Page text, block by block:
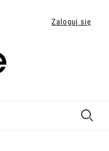
Zaloguj się